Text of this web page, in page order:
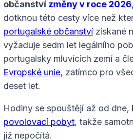
občanství změny v roce 2026
dotknou této cesty více než
portugalské občanství získané
vyžaduje sedm let legálního
portugalsky mluvících zemí a
Evropské unie, zatímco pro
deset let.
Hodiny se spouštějí až od dne,
povolovací pobyt, takže
již nepočítá.